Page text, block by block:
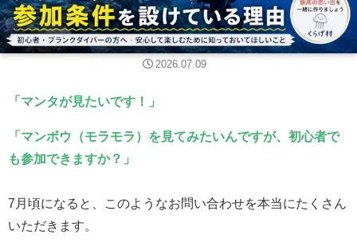
2026.07.09
「マンタが見たいです！」
「マンボウ（モラモラ）を見てみたいんですが、初心者で
も参加できますか？」
7月頃になると、このようなお問い合わせを本当にたくさん
いただきます。